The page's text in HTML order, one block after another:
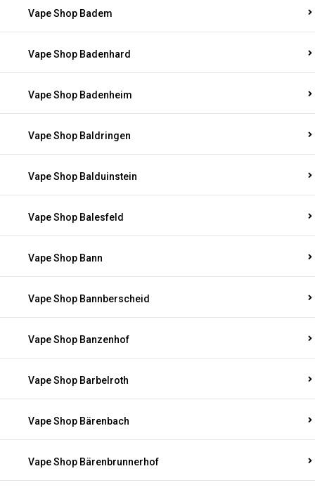
Vape Shop Badem
Vape Shop Badenhard
Vape Shop Badenheim
Vape Shop Baldringen
Vape Shop Balduinstein
Vape Shop Balesfeld
Vape Shop Bann
Vape Shop Bannberscheid
Vape Shop Banzenhof
Vape Shop Barbelroth
Vape Shop Bärenbach
Vape Shop Bärenbrunnerhof